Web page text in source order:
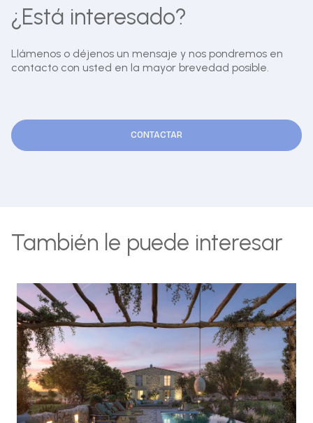
¿Está interesado?
Llámenos o déjenos un mensaje y nos pondremos en
contacto con usted en la mayor brevedad posible.
CONTACTAR
También le puede interesar